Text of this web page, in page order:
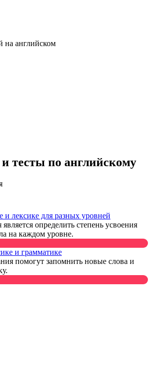
на английском
тесты по английскому
и лексике для разных уровней
определить степень усвоения
на каждом уровне.
и грамматике
помогут запомнить новые слова и